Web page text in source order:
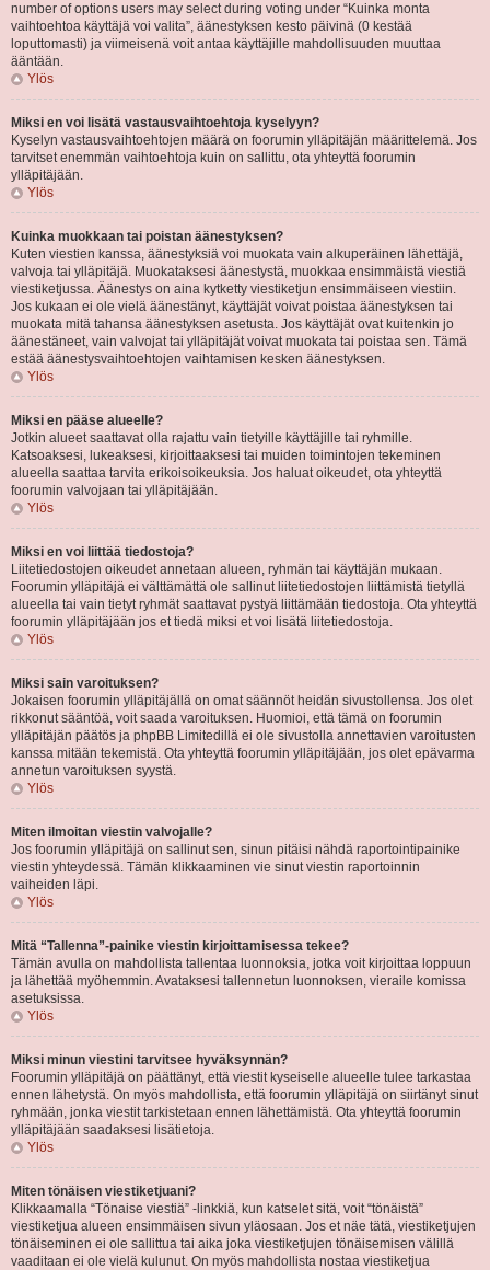
number of options users may select during voting under “Kuinka monta
vaihtoehtoa käyttäjä voi valita”, äänestyksen kesto päivinä (0 kestää
loputtomasti) ja viimeisenä voit antaa käyttäjille mahdollisuuden muuttaa
ääntään.
Ylös
Miksi en voi lisätä vastausvaihtoehtoja kyselyyn?
Kyselyn vastausvaihtoehtojen määrä on foorumin ylläpitäjän määrittelemä. Jos
tarvitset enemmän vaihtoehtoja kuin on sallittu, ota yhteyttä foorumin
ylläpitäjään.
Ylös
Kuinka muokkaan tai poistan äänestyksen?
Kuten viestien kanssa, äänestyksiä voi muokata vain alkuperäinen lähettäjä,
valvoja tai ylläpitäjä. Muokataksesi äänestystä, muokkaa ensimmäistä viestiä
viestiketjussa. Äänestys on aina kytketty viestiketjun ensimmäiseen viestiin.
Jos kukaan ei ole vielä äänestänyt, käyttäjät voivat poistaa äänestyksen tai
muokata mitä tahansa äänestyksen asetusta. Jos käyttäjät ovat kuitenkin jo
äänestäneet, vain valvojat tai ylläpitäjät voivat muokata tai poistaa sen. Tämä
estää äänestysvaihtoehtojen vaihtamisen kesken äänestyksen.
Ylös
Miksi en pääse alueelle?
Jotkin alueet saattavat olla rajattu vain tietyille käyttäjille tai ryhmille.
Katsoaksesi, lukeaksesi, kirjoittaaksesi tai muiden toimintojen tekeminen
alueella saattaa tarvita erikoisoikeuksia. Jos haluat oikeudet, ota yhteyttä
foorumin valvojaan tai ylläpitäjään.
Ylös
Miksi en voi liittää tiedostoja?
Liitetiedostojen oikeudet annetaan alueen, ryhmän tai käyttäjän mukaan.
Foorumin ylläpitäjä ei välttämättä ole sallinut liitetiedostojen liittämistä tietyllä
alueella tai vain tietyt ryhmät saattavat pystyä liittämään tiedostoja. Ota yhteyttä
foorumin ylläpitäjään jos et tiedä miksi et voi lisätä liitetiedostoja.
Ylös
Miksi sain varoituksen?
Jokaisen foorumin ylläpitäjällä on omat säännöt heidän sivustollensa. Jos olet
rikkonut sääntöä, voit saada varoituksen. Huomioi, että tämä on foorumin
ylläpitäjän päätös ja phpBB Limitedillä ei ole sivustolla annettavien varoitusten
kanssa mitään tekemistä. Ota yhteyttä foorumin ylläpitäjään, jos olet epävarma
annetun varoituksen syystä.
Ylös
Miten ilmoitan viestin valvojalle?
Jos foorumin ylläpitäjä on sallinut sen, sinun pitäisi nähdä raportointipainike
viestin yhteydessä. Tämän klikkaaminen vie sinut viestin raportoinnin
vaiheiden läpi.
Ylös
Mitä “Tallenna”-painike viestin kirjoittamisessa tekee?
Tämän avulla on mahdollista tallentaa luonnoksia, jotka voit kirjoittaa loppuun
ja lähettää myöhemmin. Avataksesi tallennetun luonnoksen, vieraile komissa
asetuksissa.
Ylös
Miksi minun viestini tarvitsee hyväksynnän?
Foorumin ylläpitäjä on päättänyt, että viestit kyseiselle alueelle tulee tarkastaa
ennen lähetystä. On myös mahdollista, että foorumin ylläpitäjä on siirtänyt sinut
ryhmään, jonka viestit tarkistetaan ennen lähettämistä. Ota yhteyttä foorumin
ylläpitäjään saadaksesi lisätietoja.
Ylös
Miten tönäisen viestiketjuani?
Klikkaamalla “Tönaise viestiä” -linkkiä, kun katselet sitä, voit “tönäistä”
viestiketjua alueen ensimmäisen sivun yläosaan. Jos et näe tätä, viestiketjujen
tönäiseminen ei ole sallittua tai aika joka viestiketjujen tönäisemisen välillä
vaaditaan ei ole vielä kulunut. On myös mahdollista nostaa viestiketjua